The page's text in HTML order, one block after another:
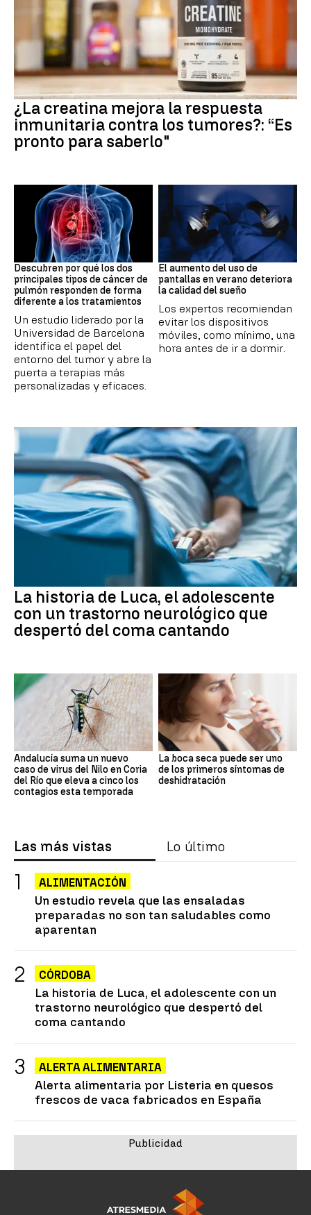
Suplementos deportivos
¿La creatina mejora la respuesta
inmunitaria contra los tumores?: “Es
pronto para saberlo"
Cáncer de pulmón
Descubren por qué los dos
principales tipos de cáncer de
pulmón responden de forma
diferente a los tratamientos
Un estudio liderado por la
Universidad de Barcelona
identifica el papel del
entorno del tumor y abre la
puerta a terapias más
personalizadas y eficaces.
Tecnología
El aumento del uso de
pantallas en verano deteriora
la calidad del sueño
Los expertos recomiendan
evitar los dispositivos
móviles, como mínimo, una
hora antes de ir a dormir.
La historia de Luca, el adolescente
con un trastorno neurológico que
despertó del coma cantando
Andalucía suma un nuevo
caso de virus del Nilo en Coria
del Río que eleva a cinco los
contagios esta temporada
La boca seca puede ser uno
de los primeros síntomas de
deshidratación
Las más vistas Lo último
ALIMENTACIÓN
Un estudio revela que las ensaladas
preparadas no son tan saludables como
aparentan
CÓRDOBA
La historia de Luca, el adolescente con un
trastorno neurológico que despertó del
coma cantando
ALERTA ALIMENTARIA
Alerta alimentaria por Listeria en quesos
frescos de vaca fabricados en España